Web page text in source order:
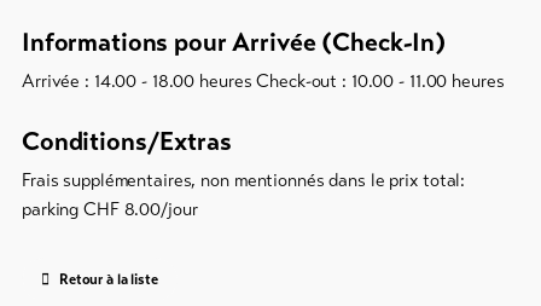
Souvenirs
Informations pour Arrivée (Check-In)
Arrivée : 14.00 - 18.00 heures Check-out : 10.00 - 11.00 heures
Conditions/Extras
Frais supplémentaires, non mentionnés dans le prix total:
parking CHF 8.00/jour
Retour à la liste